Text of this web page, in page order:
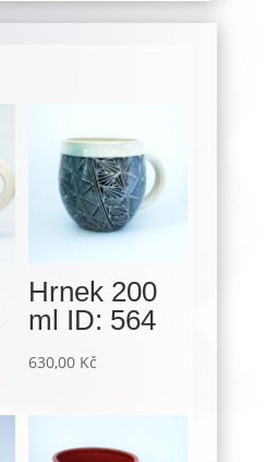
Hrnek 200
ml ID: 564
630,00 Kč